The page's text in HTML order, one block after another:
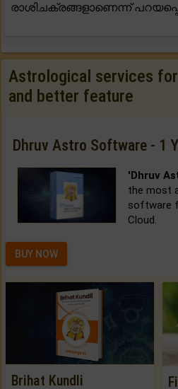
രാശിചക്രങ്ങളാണെന്ന്
Astrological services
and better feature
Dhruv Astro Software - 1
'Dhruv
the most
software
Cloud.
BUY NOW
Brihat Kundli